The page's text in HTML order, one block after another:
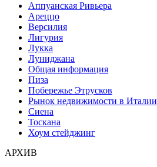
Аппуанская Ривьера
Ареццо
Версилия
Лигурия
Лукка
Луниджана
Общая информация
Пиза
Побережье Этрусков
Рынок недвижимости в Италии
Сиена
Тоскана
Хоум стейджинг
АРХИВ